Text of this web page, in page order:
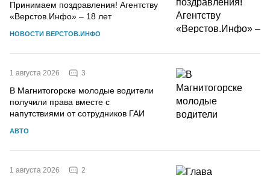
Принимаем поздравления! Агентству
«Верстов.Инфо» – 18 лет
НОВОСТИ ВЕРСТОВ.ИНФО
1 августа 2026 3
В Магнитогорске молодые водители
получили права вместе с
напутствиями от сотрудников ГАИ
АВТО
1 августа 2026 2